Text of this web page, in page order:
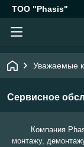
ТОО "Phasis"
Уважаемые
Cервисное
Компания Phasis
монтажу,